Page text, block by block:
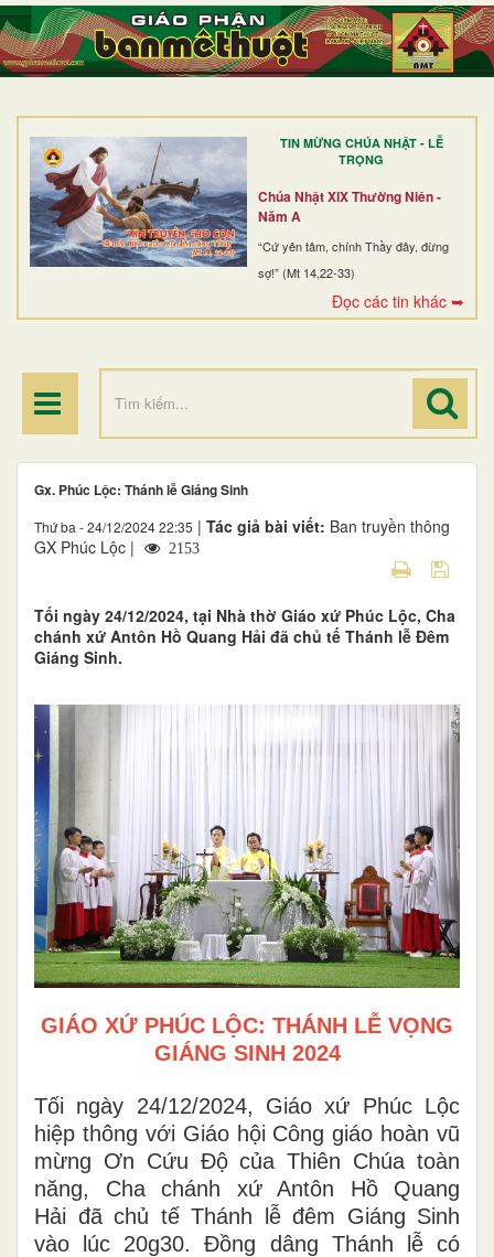
TIN MỪNG CHÚA NHẬT - LỄ
TRỌNG
Chúa Nhật XIX Thường Niên -
Năm A
“Cứ yên tâm, chính Thầy đây, đừng
sợ!” (Mt 14,22-33)
Đọc các tin khác ➥
TRANG NHẤT
GIỚI THIỆU
DÒNG TU
BAN MỤC VỤ
ĐOÀN THỂ CG
ĐIỂM HÀNH HƯƠNG
Gx. Phúc Lộc: Thánh lễ Giáng Sinh
Thứ ba - 24/12/2024 22:35 | Tác giả bài viết: Ban truyền thông
GX Phúc Lộc |
2153
Tối ngày 24/12/2024, tại Nhà thờ Giáo xứ Phúc Lộc, Cha
chánh xứ Antôn Hồ Quang Hải đã chủ tế Thánh lễ Đêm
Giáng Sinh.
GIÁO XỨ PHÚC LỘC: THÁNH LỄ VỌNG
GIÁNG SINH 2024
Tối ngày 24/12/2024, Giáo xứ Phúc Lộc
hiệp thông với Giáo hội Công giáo hoàn vũ
mừng Ơn Cứu Độ của Thiên Chúa toàn
năng, Cha chánh xứ Antôn Hồ Quang
Hải đã chủ tế Thánh lễ đêm Giáng Sinh
vào lúc 20g30. Đồng dâng Thánh lễ có